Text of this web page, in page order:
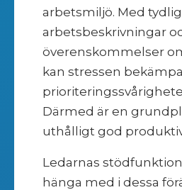
arbetsmiljö. Med
arbetsbeskrivningar
överenskommelser
kan stressen
Därmed är en
uthålligt god
Ledarnas
hänga med i dessa